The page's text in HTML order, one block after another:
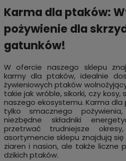
Karma dla ptaków:
pożywienie dla
gatunków!
W ofercie naszego sklepu
karmy dla ptaków, idealnie
żywieniowych ptaków
takie jak wróble, sikorki, czy
naszego ekosystemu. Karma
tylko smacznego
niezbędne składniki
przetrwać trudniejsze
asortymencie sklepu znajdują
ziaren i nasion, ale także liczne
dzikich ptaków.